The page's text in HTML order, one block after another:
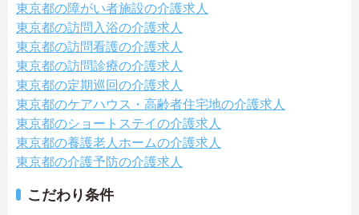
東京都の障がい者施設の介護求人
東京都の訪問入浴の介護求人
東京都の訪問看護の介護求人
東京都の訪問診療の介護求人
東京都の定期巡回の介護求人
東京都のケアハウス・高齢者住宅地の介護求人
東京都のショートステイの介護求人
東京都の養護老人ホームの介護求人
東京都の介護予防の介護求人
こだわり条件